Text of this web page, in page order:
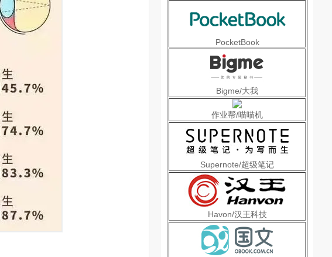
PocketBook
Bigme/大我
作业帮/喵喵机
Supernote/超级笔记
Havon/汉王科技